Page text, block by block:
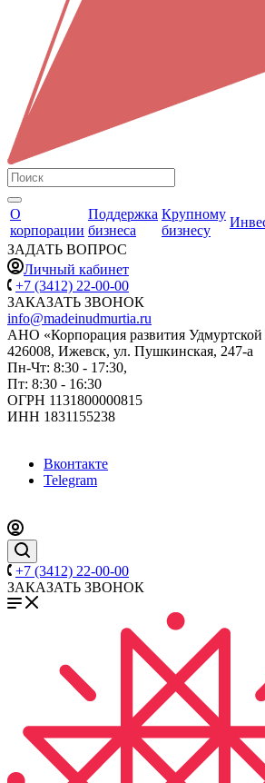
О
корпорации
Поддержка
бизнеса
Крупному
бизнесу
ЗАДАТЬ ВОПРОС
Личный кабинет
+7 (3412) 22-00-00
ЗАКАЗАТЬ ЗВОНОК
info@madeinudmurtia.ru
АНО «Корпорация развития Удмуртской
426008, Ижевск, ул. Пушкинская, 247-а
Пн-Чт: 8:30 - 17:30,
Пт: 8:30 - 16:30
ОГРН 1131800000815
ИНН 1831155238
Вконтакте
Telegram
+7 (3412) 22-00-00
ЗАКАЗАТЬ ЗВОНОК